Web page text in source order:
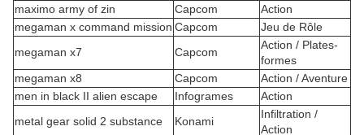
maximo army of zin
Capcom
Action
megaman x command mission Capcom
Jeu de Rôle
megaman x7
Capcom
Action / Plates-
formes
megaman x8
Capcom
Action / Aventure
men in black II alien escape
Infogrames
Action
metal gear solid 2 substance
Konami
Infiltration /
Action